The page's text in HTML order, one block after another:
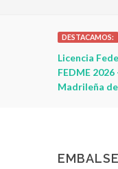
DESTACAMOS:
Licencia
FEDME
Madrileña